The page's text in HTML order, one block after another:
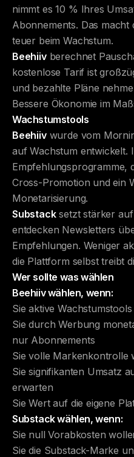
nimmt es 10 % Ihres
Abonnements. Das
teuer beim Wachstum.
Beehiivberechnet
kostenlose Tarif ist
und bezahlte Pläne
Bessere Ökonomie im
Wachstumstools
Beehiivwurde vom
auf Wachstum entwickelt.
Empfehlungsprogramme,
Cross-Promotion und ein
Monetarisierung.
Substacksetzt stärker
entdecken Newsletters
Empfehlungen. Weniger
die Plattform selbst treibt
Wer sollte was wählen
Beehiiv wählen, wenn:
Sie aktive
Sie durch Werbung
nur Abonnements
Sie volle Markenkontrolle
Sie signifikanten Umsatz
erwarten
Sie Wert auf die eigene
Substack wählen, wenn:
Sie null Vorabkosten
Sie die Substack-Marke